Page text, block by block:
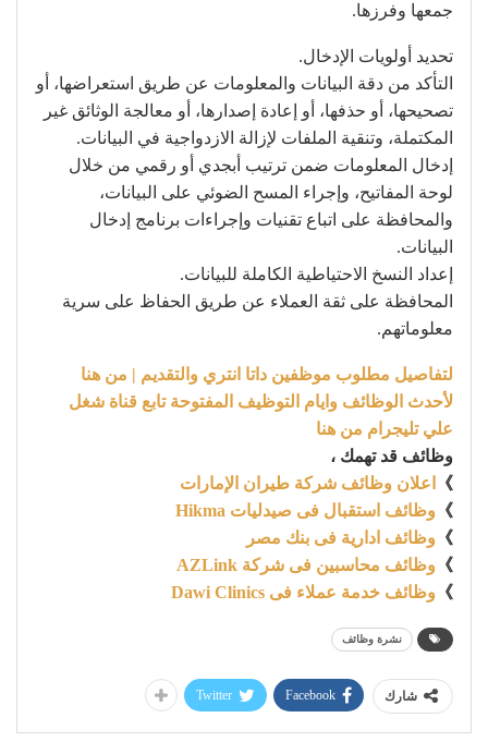
جمعها وفرزها.
تحديد أولويات الإدخال.
التأكد من دقة البيانات والمعلومات عن طريق استعراضها، أو
تصحيحها، أو حذفها، أو إعادة إصدارها، أو معالجة الوثائق غير
المكتملة، وتنقية الملفات لإزالة الازدواجية في البيانات.
إدخال المعلومات ضمن ترتيب أبجدي أو رقمي من خلال
لوحة المفاتيح، وإجراء المسح الضوئي على البيانات،
والمحافظة على اتباع تقنيات وإجراءات برنامج إدخال
البيانات.
إعداد النسخ الاحتياطية الكاملة للبيانات.
المحافظة على ثقة العملاء عن طريق الحفاظ على سرية
معلوماتهم.
لتفاصيل مطلوب موظفين داتا انتري والتقديم | من هنا
لأحدث الوظائف وايام التوظيف المفتوحة تابع قناة شغل
علي تليجرام من هنا
وظائف قد تهمك ،
》
اعلان وظائف شركة طيران الإمارات
》 وظائف استقبال فى صيدليات Hikma
》 وظائف ادارية فى بنك مصر
》 وظائف محاسبين فى شركة AZLink
》 وظائف خدمة عملاء فى Dawi Clinics
نشرة وظائف
شارك Facebook
Twitter